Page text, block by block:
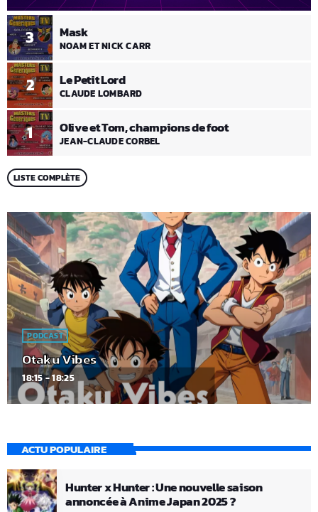
1 Olive et Tom, champions de foot
JEAN-CLAUDE CORBEL
2 Le Petit Lord
CLAUDE LOMBARD
3 Mask
NOAM ET NICK CARR
LISTE COMPLÈTE
PODCAST
Otaku Vibes
18:15 - 18:25
ACTU POPULAIRE
Hunter x Hunter : Une nouvelle saison
annoncée à Anime Japan 2025 ?